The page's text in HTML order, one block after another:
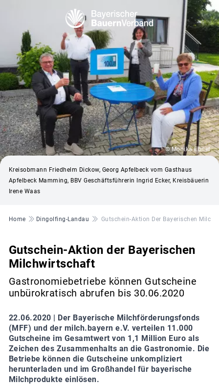
© Monika Ebnet
Kreisobmann Friedhelm Dickow, Georg Apfelbeck vom Gasthaus
Apfelbeck Mamming, BBV Geschäftsführerin Ingrid Ecker, Kreisbäuerin
Irene Waas
Pfadnavigation
Home Dingolfing-Landau Gutschein-Aktion Der Bayerischen
Gutschein-Aktion der Bayerischen
Milchwirtschaft
Gastronomiebetriebe können Gutscheine
unbürokratisch abrufen bis 30.06.2020
22.06.2020 |
Der Bayerische Milchförderungsfonds
(MFF) und der milch.bayern e.V. verteilen 11.000
Gutscheine im Gesamtwert von 1,1 Million Euro als
Zeichen des Zusammenhalts an die Gastronomie. Die
Betriebe können die Gutscheine unkompliziert
herunterladen und im Großhandel für bayerische
Milchprodukte einlösen.